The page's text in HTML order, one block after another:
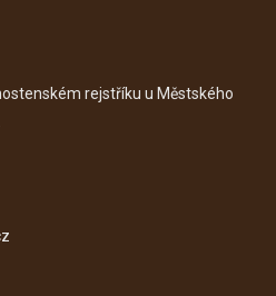
rejstříku u Městského